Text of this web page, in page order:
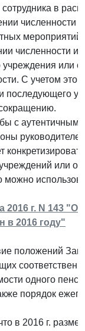
в
численности
численности
учреждения или
С учетом
последующего
с
или
можно
2016 г. N 143
в 2016 году"
положений
одного
порядок
в 2016 г.